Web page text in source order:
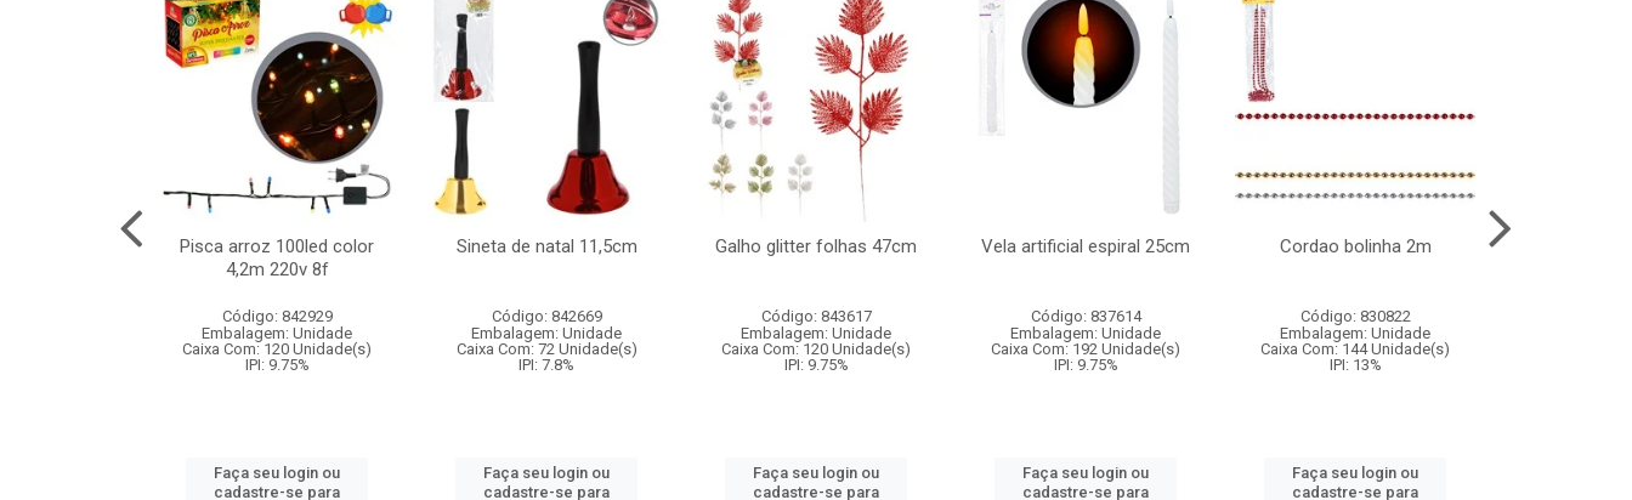
Pisca arroz 100led color
4,2m 220v 8f
Código: 842929
Embalagem: Unidade
Caixa Com: 120 Unidade(s)
IPI: 9.75%
Faça seu login ou
cadastre-se para
Sineta de natal 11,5cm
Código: 842669
Embalagem: Unidade
Caixa Com: 72 Unidade(s)
IPI: 7.8%
Faça seu login ou
cadastre-se para
Galho glitter folhas 47cm
Código: 843617
Embalagem: Unidade
Caixa Com: 120 Unidade(s)
IPI: 9.75%
Faça seu login ou
cadastre-se para
Vela artificial espiral 25cm
Código: 837614
Embalagem: Unidade
Caixa Com: 192 Unidade(s)
IPI: 9.75%
Faça seu login ou
cadastre-se para
Cordao bolinha 2m
Código: 830822
Embalagem: Unidade
Caixa Com: 144 Unidade(s)
IPI: 13%
Faça seu login ou
cadastre-se para